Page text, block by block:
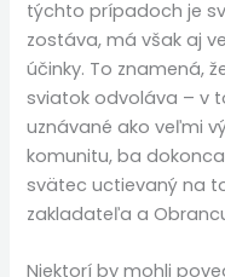
týchto prípadoch je
zostáva, má však aj
účinky. To znamená,
sviatok odvoláva – v
uznávané ako veľmi
komunitu, ba
svätec uctievaný na
zakladateľa a
Niektorí by mohli